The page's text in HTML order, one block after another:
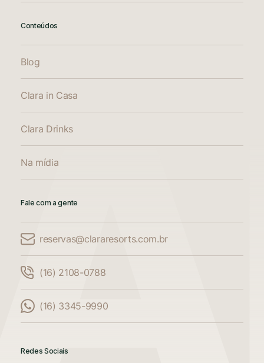
Conteúdos
Blog
Clara in Casa
Clara Drinks
Na mídia
Fale com a gente
reservas@clararesorts.com.br
(16) 2108-0788
(16) 3345-9990
Redes Sociais
Compare até 3 acomodações
comparar